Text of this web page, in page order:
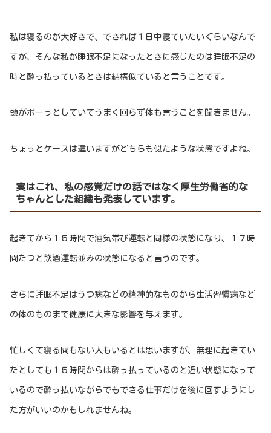
私は寝るのが大好きで、できれば１日中寝ていたいぐらいなんで
すが、そんな私が睡眠不足になったときに感じたのは睡眠不足の
時と酔っ払っているときは結構似ていると言うことです。
頭がボーっとしていてうまく回らず体も言うことを聞きません。
ちょっとケースは違いますがどちらも似たような状態ですよね。
実はこれ、私の感覚だけの話ではなく厚生労働省的な
ちゃんとした組織も発表しています。
起きてから１５時間で酒気帯び運転と同様の状態になり、１７時
間たつと飲酒運転並みの状態になると言うのです。
さらに睡眠不足はうつ病などの精神的なものから生活習慣病など
の体のものまで健康に大きな影響を与えます。
忙しくて寝る間もない人もいるとは思いますが、無理に起きてい
たとしても１５時間からは酔っ払っているのと近い状態になって
いるので酔っ払いながらでもできる仕事だけを後に回すようにし
た方がいいのかもしれませんね。